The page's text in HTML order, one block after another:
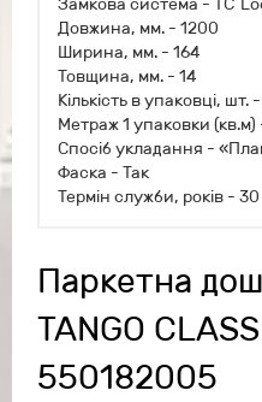
Довжина, мм. - 1200
Ширина, мм. - 164
Товщина, мм. - 14
Кількість в упаковці, шт.
Метраж 1 упаковки (кв.м)
Спосіб укладання -
Фаска - Так
Термін служби, років - 30
Паркетна
TANGO
550182005